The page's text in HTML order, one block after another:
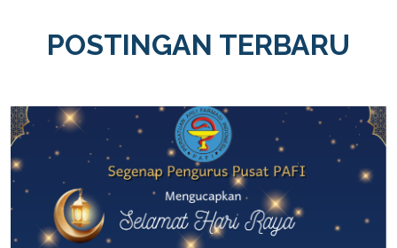
POSTINGAN TERBARU